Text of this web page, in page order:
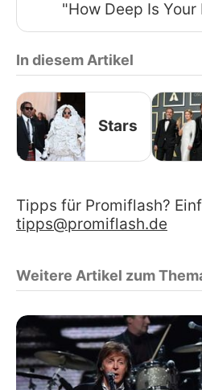
"How Deep Is Your
In diesem Artikel
Stars
Tipps für Promiflash?
tipps@promiflash.de
Weitere Artikel zum